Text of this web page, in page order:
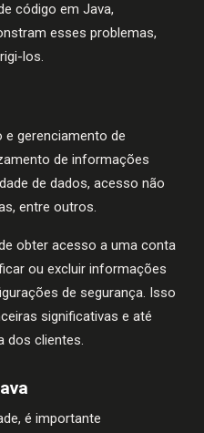
código em Java,
esses problemas,
los.
e gerenciamento de
de informações
de dados, acesso não
entre outros.
obter acesso a uma conta
ou excluir informações
de segurança. Isso
significativas e até
dos clientes.
é importante